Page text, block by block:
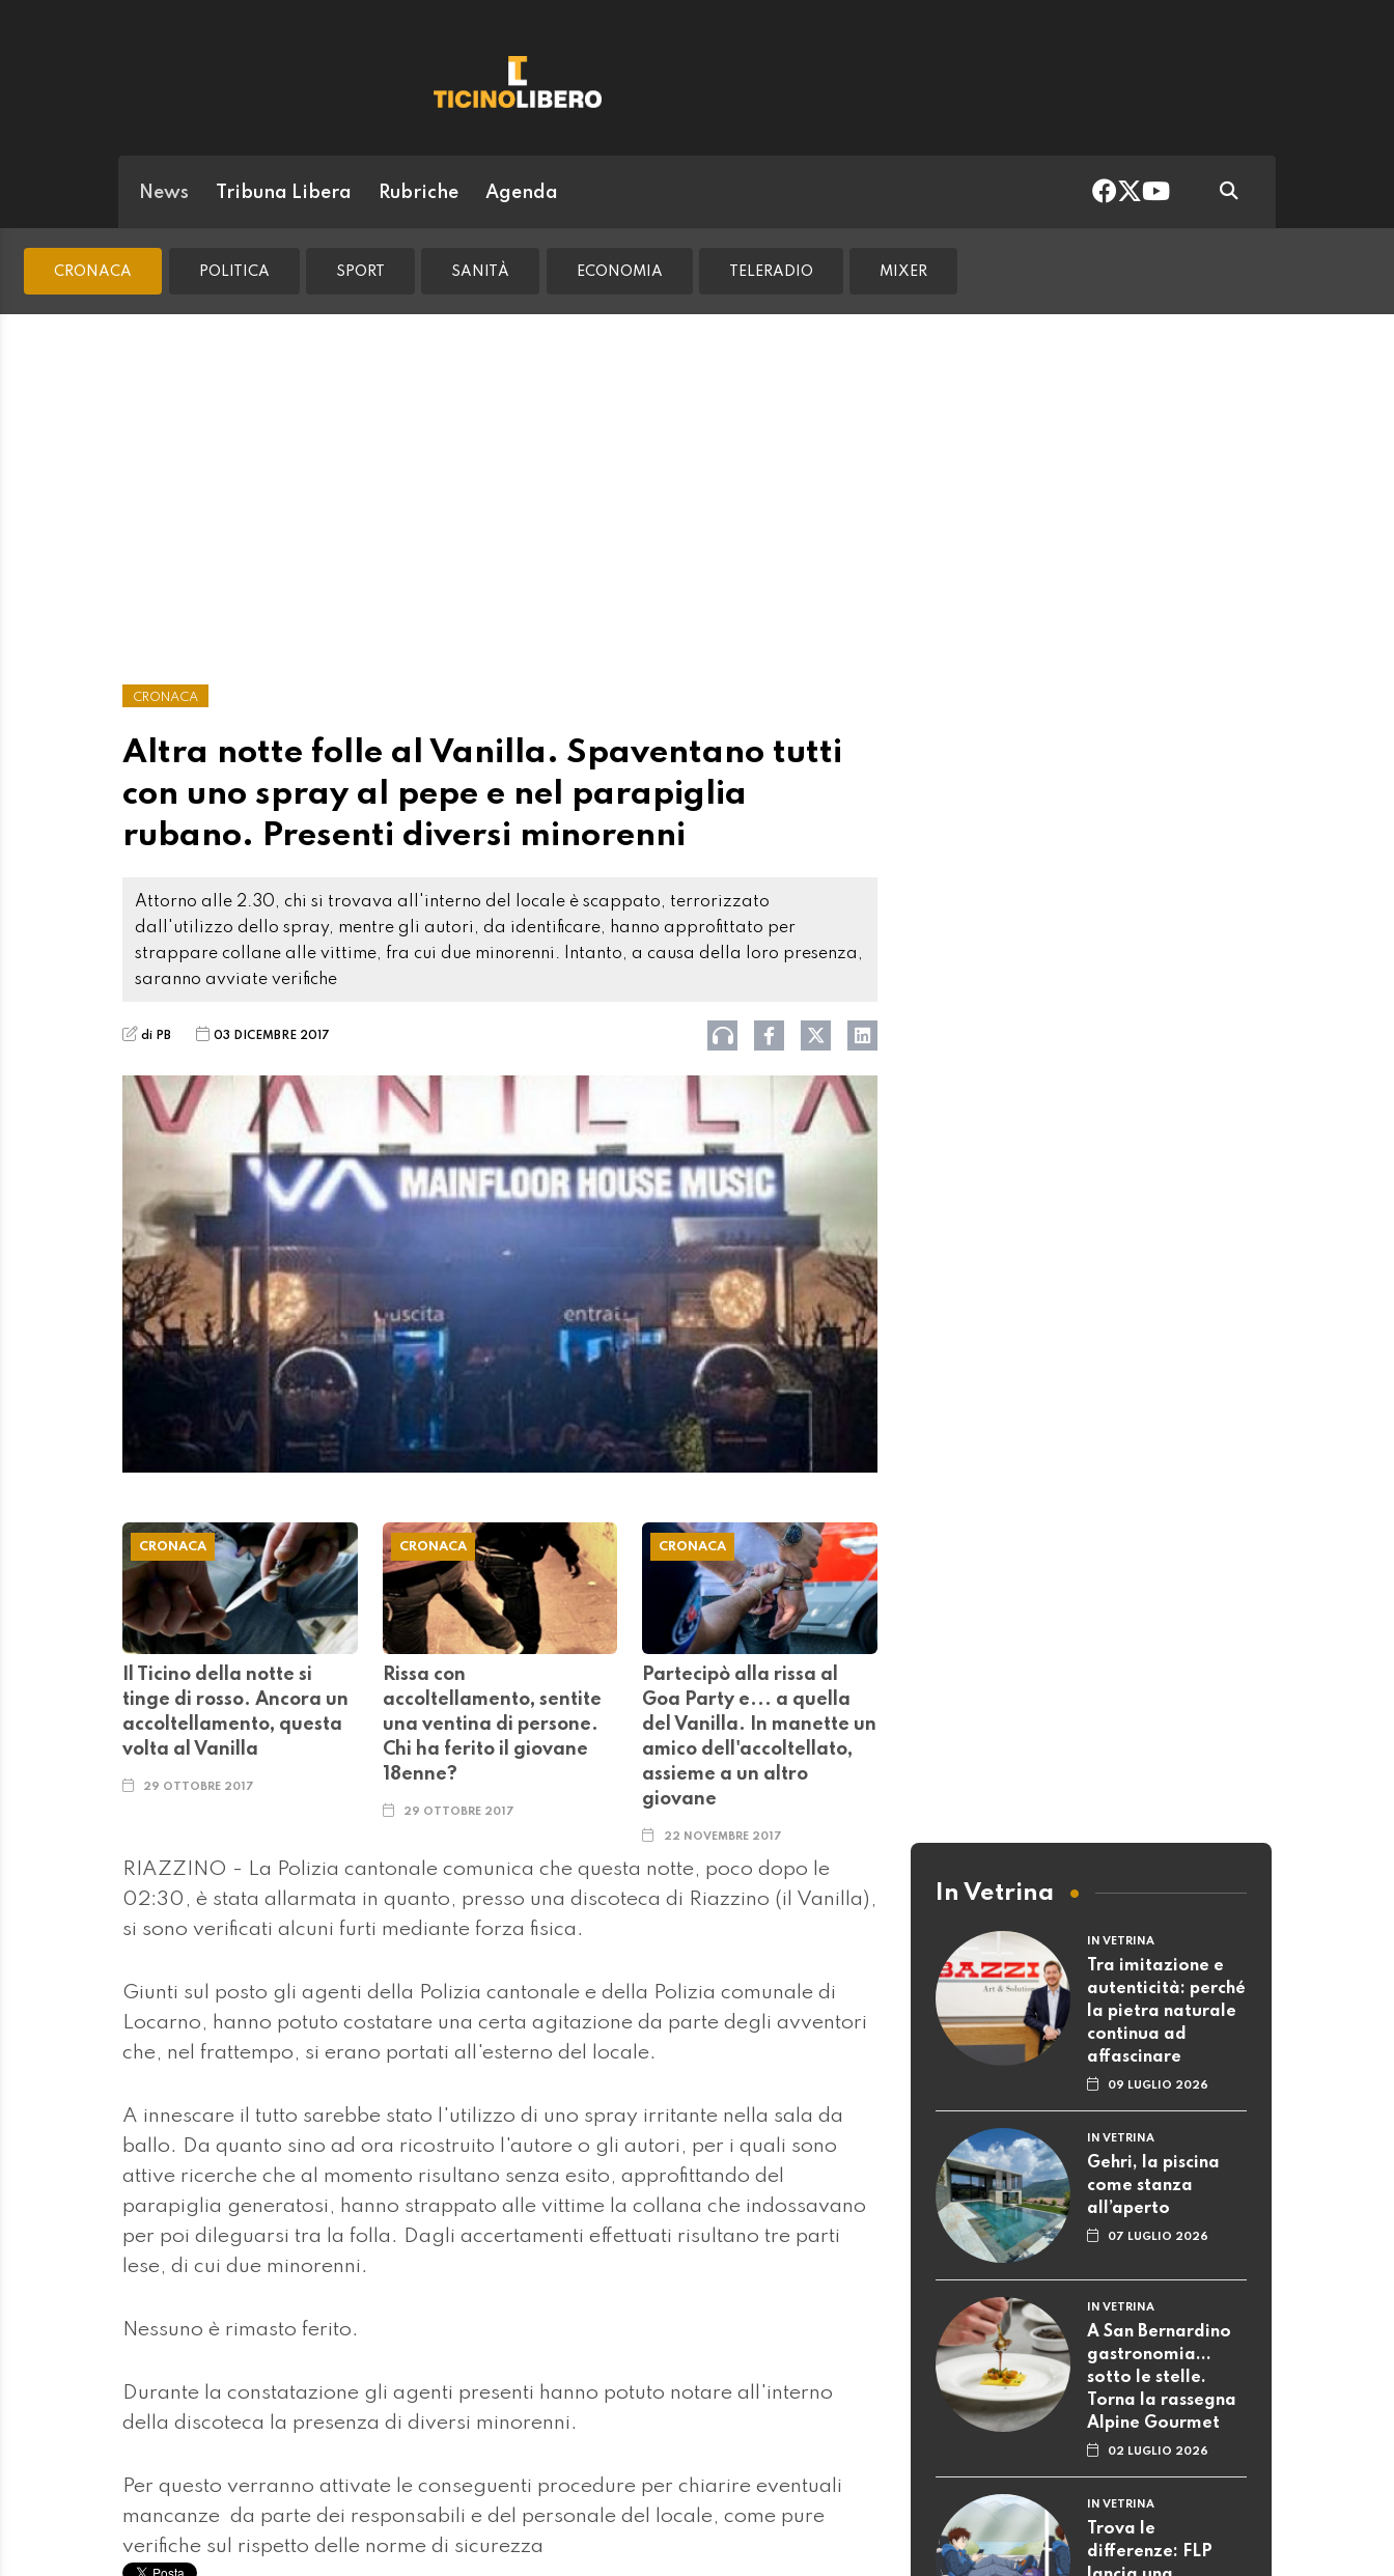
News Tribuna Libera Rubriche Agenda
CRONACA POLITICA SPORT SANITÀ ECONOMIA TELERADIO MIXER
CRONACA
Altra notte folle al Vanilla. Spaventano tutti
con uno spray al pepe e nel parapiglia
rubano. Presenti diversi minorenni
Attorno alle 2.30, chi si trovava all'interno del locale è scappato, terrorizzato
dall'utilizzo dello spray, mentre gli autori, da identificare, hanno approfittato per
strappare collane alle vittime, fra cui due minorenni. Intanto, a causa della loro presenza,
saranno avviate verifiche
di PB 03 DICEMBRE 2017
CRONACA
Il Ticino della notte si
tinge di rosso. Ancora un
accoltellamento, questa
volta al Vanilla
29 OTTOBRE 2017
CRONACA
Rissa con
accoltellamento, sentite
una ventina di persone.
Chi ha ferito il giovane
18enne?
29 OTTOBRE 2017
CRONACA
Partecipò alla rissa al
Goa Party e... a quella
del Vanilla. In manette un
amico dell'accoltellato,
assieme a un altro
giovane
22 NOVEMBRE 2017
RIAZZINO - La Polizia cantonale comunica che questa notte, poco dopo le
02:30, è stata allarmata in quanto, presso una discoteca di Riazzino (il Vanilla),
si sono verificati alcuni furti mediante forza fisica.
Giunti sul posto gli agenti della Polizia cantonale e della Polizia comunale di
Locarno, hanno potuto costatare una certa agitazione da parte degli avventori
che, nel frattempo, si erano portati all'esterno del locale.
A innescare il tutto sarebbe stato l'utilizzo di uno spray irritante nella sala da
ballo. Da quanto sino ad ora ricostruito l'autore o gli autori, per i quali sono
attive ricerche che al momento risultano senza esito, approfittando del
parapiglia generatosi, hanno strappato alle vittime la collana che indossavano
per poi dileguarsi tra la folla. Dagli accertamenti effettuati risultano tre parti
lese, di cui due minorenni.
Nessuno è rimasto ferito.
Durante la constatazione gli agenti presenti hanno potuto notare all'interno
della discoteca la presenza di diversi minorenni.
Per questo verranno attivate le conseguenti procedure per chiarire eventuali
mancanze da parte dei responsabili e del personale del locale, come pure
verifiche sul rispetto delle norme di sicurezza
In Vetrina
IN VETRINA
Tra imitazione e
autenticità: perché
la pietra naturale
continua ad
affascinare
09 LUGLIO 2026
IN VETRINA
Gehri, la piscina
come stanza
all’aperto
07 LUGLIO 2026
IN VETRINA
A San Bernardino
gastronomia...
sotto le stelle.
Torna la rassegna
Alpine Gourmet
02 LUGLIO 2026
IN VETRINA
Trova le
differenze: FLP